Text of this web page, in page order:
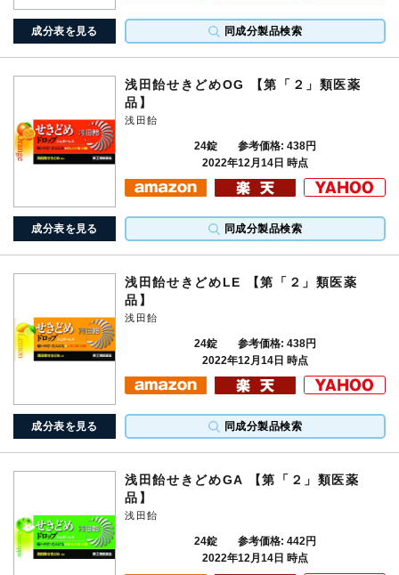
成分表を見る 同成分製品検索
成分表を見る 同成分製品検索
浅田飴せきどめOG 【第「２」類医薬
品】
浅田飴
24錠
参考価格: 438円
2022年12月14日 時点
成分表を見る 同成分製品検索
浅田飴せきどめLE 【第「２」類医薬
品】
浅田飴
24錠
参考価格: 438円
2022年12月14日 時点
浅田飴せきどめGA 【第「２」類医薬
品】
浅田飴
24錠
参考価格: 442円
2022年12月14日 時点